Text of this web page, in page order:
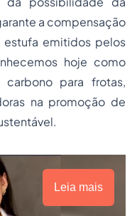
a compensação
emitidos pelos
hoje como
para frotas,
na promoção de
Leia mais